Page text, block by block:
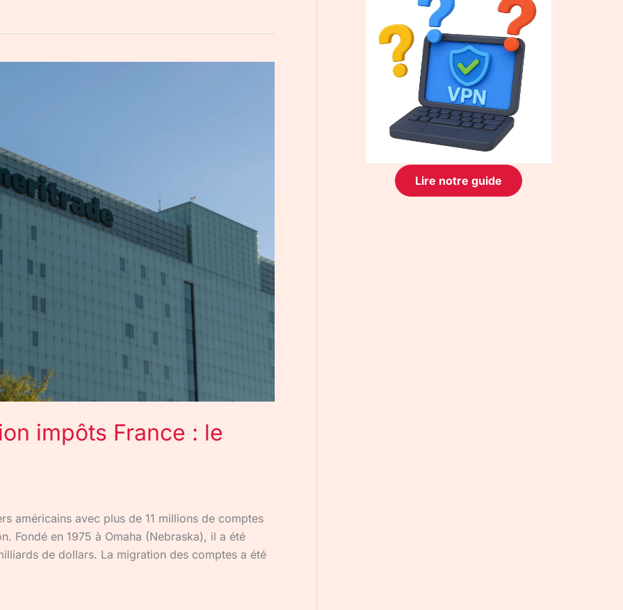
impôts France : le
américains avec plus de 11 millions de comptes
Fondé en 1975 à Omaha (Nebraska), il a été
de dollars. La migration des comptes a été
Lire notre guide